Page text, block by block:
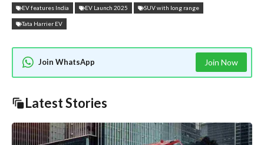
EV features India EV Launch 2025 SUV with long range
Tata Harrier EV
Join WhatsApp Join Now
Latest Stories